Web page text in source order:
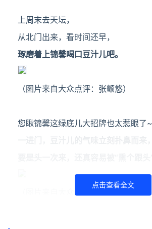
上周末去天坛，
从北门出来，看时间还早，
琢磨着上锦馨喝口豆汁儿吧。
（图片来自大众点评： 张颤悠）
您瞅锦馨这绿底儿大招牌也太惹眼了~
（图片来自大众点评：吃饼小仙女）
点击查看全文